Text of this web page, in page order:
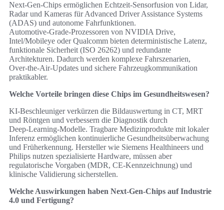
Next‑Gen‑Chips ermöglichen Echtzeit‑Sensorfusion von Lidar,
Radar und Kameras für Advanced Driver Assistance Systems
(ADAS) und autonome Fahrfunktionen.
Automotive‑Grade‑Prozessoren von NVIDIA Drive,
Intel/Mobileye oder Qualcomm bieten deterministische Latenz,
funktionale Sicherheit (ISO 26262) und redundante
Architekturen. Dadurch werden komplexe Fahrszenarien,
Over‑the‑Air‑Updates und sichere Fahrzeugkommunikation
praktikabler.
Welche Vorteile bringen diese Chips im Gesundheitswesen?
KI‑Beschleuniger verkürzen die Bildauswertung in CT, MRT
und Röntgen und verbessern die Diagnostik durch
Deep‑Learning‑Modelle. Tragbare Medizinprodukte mit lokaler
Inferenz ermöglichen kontinuierliche Gesundheitsüberwachung
und Früherkennung. Hersteller wie Siemens Healthineers und
Philips nutzen spezialisierte Hardware, müssen aber
regulatorische Vorgaben (MDR, CE‑Kennzeichnung) und
klinische Validierung sicherstellen.
Welche Auswirkungen haben Next‑Gen‑Chips auf Industrie
4.0 und Fertigung?